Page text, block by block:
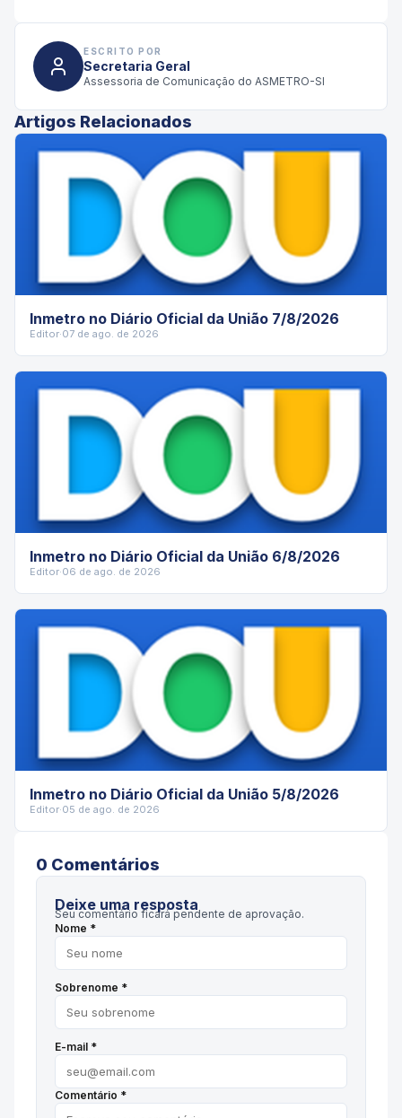
ESCRITO POR
Secretaria Geral
Assessoria de Comunicação do ASMETRO-SI
Artigos Relacionados
Inmetro no Diário Oficial da União 7/8/2026
Editor·07 de ago. de 2026
Inmetro no Diário Oficial da União 6/8/2026
Editor·06 de ago. de 2026
Inmetro no Diário Oficial da União 5/8/2026
Editor·05 de ago. de 2026
0 Comentários
Deixe uma resposta
Seu comentário ficará pendente de aprovação.
Nome *
Sobrenome *
E-mail *
Comentário *